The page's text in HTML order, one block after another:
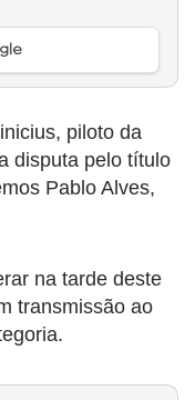
piloto da
disputa pelo título
Pablo Alves,
na tarde deste
transmissão ao